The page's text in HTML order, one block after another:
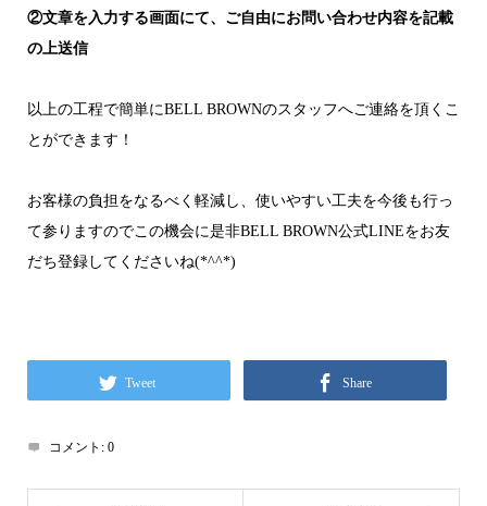
②文章を入力する画面にて、ご自由にお問い合わせ内容を記載
の上送信
以上の工程で簡単にBELL BROWNのスタッフへご連絡を頂くこ
とができます！
お客様の負担をなるべく軽減し、使いやすい工夫を今後も行っ
て参りますのでこの機会に是非BELL BROWN公式LINEをお友
だち登録してくださいね(*^^*)
Tweet Share
コメント: 0